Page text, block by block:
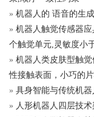
» 机器人的 语音的生
» 机器人触觉传感器
个触觉单元,灵敏度小
» 机器人类皮肤型触
性接触表面，小巧的
» 具身智能与传统机
» 人形机器人四层技